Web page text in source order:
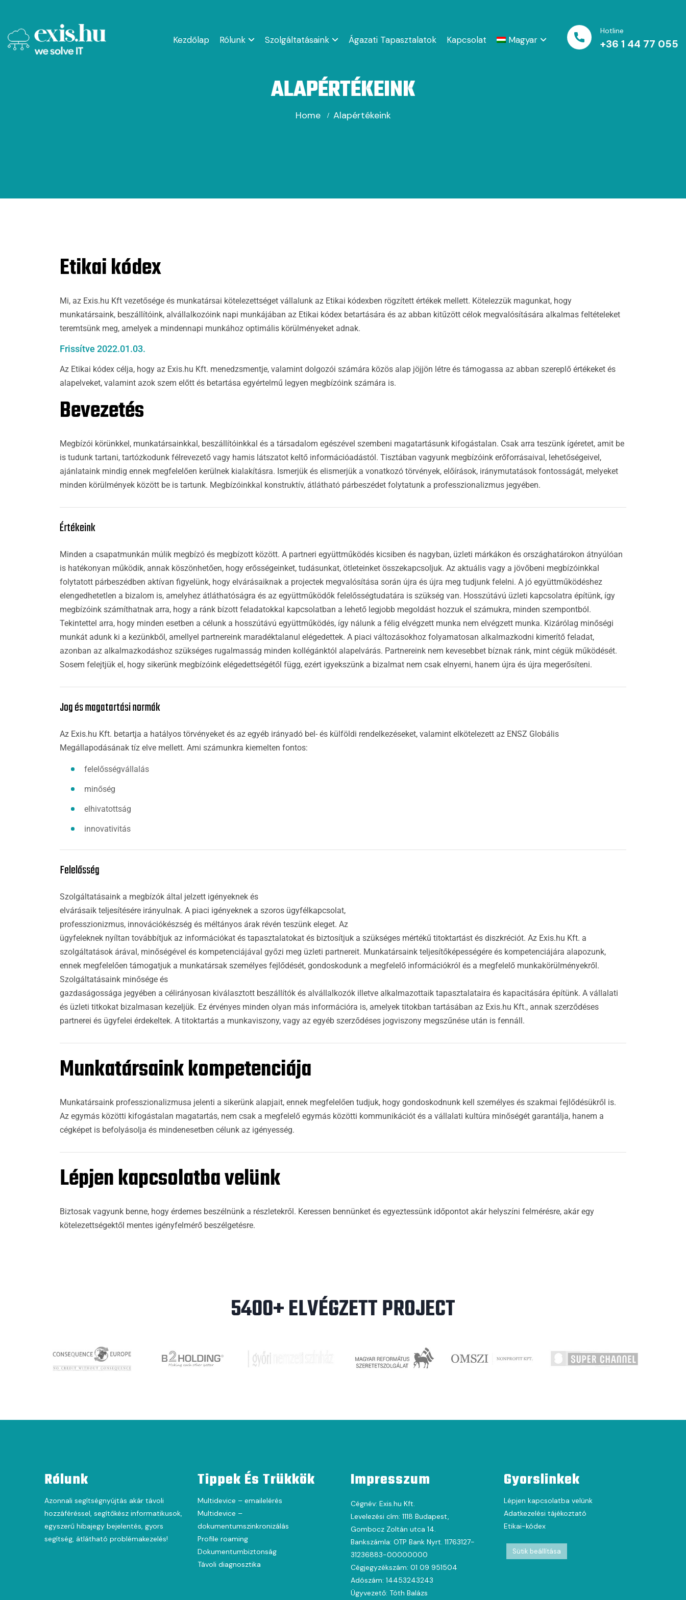
Kezdőlap Rólunk Szolgáltatásaink Ágazati Tapasztalatok Kapcsolat Magyar
Hotline
+36 1 44 77 055
ALAPÉRTÉKEINK
Home Alapértékeink
Etikai kódex
Mi, az Exis.hu Kft vezetősége és munkatársai kötelezettséget vállalunk az Etikai kódexben rögzített értékek mellett. Kötelezzük magunkat, hogy
munkatársaink, beszállítóink, alvállalkozóink napi munkájában az Etikai kódex betartására és az abban kitűzött célok megvalósítására alkalmas feltételeket
teremtsünk meg, amelyek a mindennapi munkához optimális körülményeket adnak.
Frissítve 2022.01.03.
Az Etikai kódex célja, hogy az Exis.hu Kft. menedzsmentje, valamint dolgozói számára közös alap jöjjön létre és támogassa az abban szereplő értékeket és
alapelveket, valamint azok szem előtt és betartása egyértelmű legyen megbízóink számára is.
Bevezetés
Megbízói körünkkel, munkatársainkkal, beszállítóinkkal és a társadalom egészével szembeni magatartásunk kifogástalan. Csak arra teszünk ígéretet, amit be
is tudunk tartani, tartózkodunk félrevezető vagy hamis látszatot keltő információadástól. Tisztában vagyunk megbízóink erőforrásaival, lehetőségeivel,
ajánlataink mindig ennek megfelelően kerülnek kialakításra. Ismerjük és elismerjük a vonatkozó törvények, előírások, iránymutatások fontosságát, melyeket
minden körülmények között be is tartunk. Megbízóinkkal konstruktív, átlátható párbeszédet folytatunk a professzionalizmus jegyében.
Értékeink
Minden a csapatmunkán múlik megbízó és megbízott között. A partneri együttműködés kicsiben és nagyban, üzleti márkákon és országhatárokon átnyúlóan
is hatékonyan működik, annak köszönhetően, hogy erősségeinket, tudásunkat, ötleteinket összekapcsoljuk. Az aktuális vagy a jövőbeni megbízóinkkal
folytatott párbeszédben aktívan figyelünk, hogy elvárásaiknak a projectek megvalósítása során újra és újra meg tudjunk felelni. A jó együttműködéshez
elengedhetetlen a bizalom is, amelyhez átláthatóságra és az együttműködők felelősségtudatára is szükség van. Hosszútávú üzleti kapcsolatra építünk, így
megbízóink számíthatnak arra, hogy a ránk bízott feladatokkal kapcsolatban a lehető legjobb megoldást hozzuk el számukra, minden szempontból.
Tekintettel arra, hogy minden esetben a célunk a hosszútávú együttműködés, így nálunk a félig elvégzett munka nem elvégzett munka. Kizárólag minőségi
munkát adunk ki a kezünkből, amellyel partnereink maradéktalanul elégedettek. A piaci változásokhoz folyamatosan alkalmazkodni kimerítő feladat,
azonban az alkalmazkodáshoz szükséges rugalmasság minden kollégánktól alapelvárás. Partnereink nem kevesebbet bíznak ránk, mint cégük működését.
Sosem felejtjük el, hogy sikerünk megbízóink elégedettségétől függ, ezért igyekszünk a bizalmat nem csak elnyerni, hanem újra és újra megerősíteni.
Jog és magatartási normák
Az Exis.hu Kft. betartja a hatályos törvényeket és az egyéb irányadó bel- és külföldi rendelkezéseket, valamint elkötelezett az ENSZ Globális
Megállapodásának tíz elve mellett. Ami számunkra kiemelten fontos:
felelősségvállalás
minőség
elhivatottság
innovativitás
Felelősség
Szolgáltatásaink a megbízók által jelzett igényeknek és
elvárásaik teljesítésére irányulnak. A piaci igényeknek a szoros ügyfélkapcsolat,
professzionizmus, innovációkészség és méltányos árak révén teszünk eleget. Az
ügyfeleknek nyíltan továbbítjuk az információkat és tapasztalatokat és biztosítjuk a szükséges mértékű titoktartást és diszkréciót. Az Exis.hu Kft. a
szolgáltatások árával, minőségével és kompetenciájával győzi meg üzleti partnereit. Munkatársaink teljesítőképességére és kompetenciájára alapozunk,
ennek megfelelően támogatjuk a munkatársak személyes fejlődését, gondoskodunk a megfelelő információkról és a megfelelő munkakörülményekről.
Szolgáltatásaink minősége és
gazdaságossága jegyében a célirányosan kiválasztott beszállítók és alvállalkozók illetve alkalmazottaik tapasztalataira és kapacitására építünk. A vállalati
és üzleti titkokat bizalmasan kezeljük. Ez érvényes minden olyan más információra is, amelyek titokban tartásában az Exis.hu Kft., annak szerződéses
partnerei és ügyfelei érdekeltek. A titoktartás a munkaviszony, vagy az egyéb szerződéses jogviszony megszűnése után is fennáll.
Munkatársaink kompetenciája
Munkatársaink professzionalizmusa jelenti a sikerünk alapjait, ennek megfelelően tudjuk, hogy gondoskodnunk kell személyes és szakmai fejlődésükről is.
Az egymás közötti kifogástalan magatartás, nem csak a megfelelő egymás közötti kommunikációt és a vállalati kultúra minőségét garantálja, hanem a
cégképet is befolyásolja és mindenesetben célunk az igényesség.
Lépjen kapcsolatba velünk
Biztosak vagyunk benne, hogy érdemes beszélnünk a részletekről. Keressen bennünket és egyeztessünk időpontot akár helyszíni felmérésre, akár egy
kötelezettségektől mentes igényfelmérő beszélgetésre.
5400+ ELVÉGZETT PROJECT
Rólunk
Azonnali segítségnyújtás akár távoli
hozzáféréssel, segítőkész informatikusok,
egyszerű hibajegy bejelentés, gyors
segítség, átlátható problémakezelés!
Tippek És Trükkök
Multidevice – emailelérés
Multidevice –
dokumentumszinkronizálás
Profile roaming
Dokumentumbiztonság
Távoli diagnosztika
Impresszum
Cégnév: Exis.hu Kft.
Levelezési cím: 1118 Budapest,
Gombocz Zoltán utca 14.
Bankszámla: OTP Bank Nyrt. 11763127-
31236883-00000000
Cégjegyzékszám: 01 09 951504
Adószám: 14453243243
Ügyvezető: Tóth Balázs
Gyorslinkek
Lépjen kapcsolatba velünk
Adatkezelési tájékoztató
Etikai-kódex
Sütik beállítása